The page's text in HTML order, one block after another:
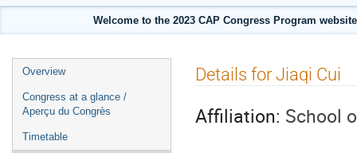
Welcome to the 2023 CAP Congress Program
Event
menu
Overview
Congress at a glance /
Aperçu du Congrès
Timetable
Details for Jiaqi Cui
Affiliation: School